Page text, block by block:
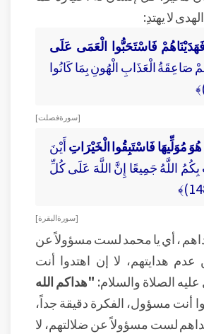
لا يهتدِ:
فَاسْتَحَبُّوا الْعَمَى عَلَى
صَاعِقَةُ الْعَذَابِ الْهُونِ بِمَا كَانُوا
[ سورة فصلت ]
مُوَلِّيهَا فَاسْتَبِقُوا الْخَيْرَاتِأَيْنَ
بِكُمُ اللَّهُ جَمِيعًا إِنَّ اللَّهَ عَلَى كُلِّ
[ سورة البقرة ]
، أي يا محمد لست مسؤولاً عن
عدم هدايتهم، لا إن اهتدوا أنت
الصلاة والسلام: "هداكم الله
أنت مسؤول، الفكرة دقيقة جداً،
لست مسؤولاً عن ضلالتهم، لا